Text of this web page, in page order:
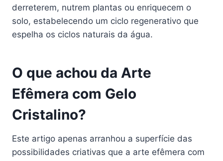
derreterem, nutrem plantas ou enriquecem o
solo, estabelecendo um ciclo regenerativo que
espelha os ciclos naturais da água.
O que achou da Arte
Efêmera com Gelo
Cristalino?
Este artigo apenas arranhou a superfície das
possibilidades criativas que a arte efêmera com